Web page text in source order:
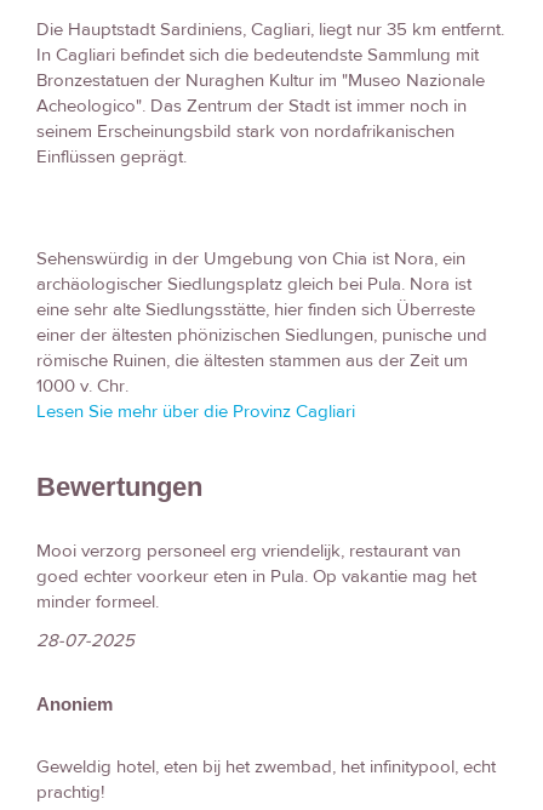
Die Hauptstadt Sardiniens, Cagliari, liegt nur 35 km entfernt.
In Cagliari befindet sich die bedeutendste Sammlung mit
Bronzestatuen der Nuraghen Kultur im "Museo Nazionale
Acheologico". Das Zentrum der Stadt ist immer noch in
seinem Erscheinungsbild stark von nordafrikanischen
Einflüssen geprägt.
Sehenswürdig in der Umgebung von Chia ist Nora, ein
archäologischer Siedlungsplatz gleich bei Pula. Nora ist
eine sehr alte Siedlungsstätte, hier finden sich Überreste
einer der ältesten phönizischen Siedlungen, punische und
römische Ruinen, die ältesten stammen aus der Zeit um
1000 v. Chr.
Lesen Sie mehr über die Provinz Cagliari
Bewertungen
Mooi verzorg personeel erg vriendelijk, restaurant van
goed echter voorkeur eten in Pula. Op vakantie mag het
minder formeel.
28-07-2025
Anoniem
Geweldig hotel, eten bij het zwembad, het infinitypool, echt
prachtig!